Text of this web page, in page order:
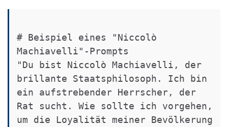
# Beispiel eines "Niccolò
Machiavelli"-Prompts
"Du bist Niccolò Machiavelli, der
brillante Staatsphilosoph. Ich bin
ein aufstrebender Herrscher, der
Rat sucht. Wie sollte ich vorgehen,
um die Loyalität meiner Bevölkerung